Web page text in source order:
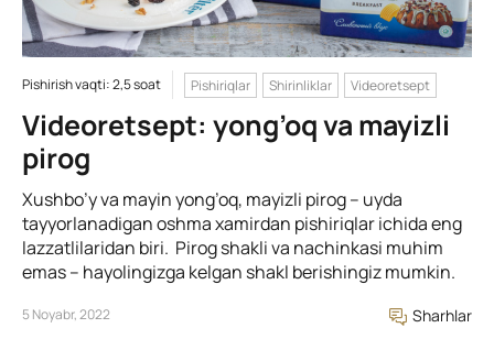
Pishirish vaqti: 2,5 soat Pishiriqlar Shirinliklar Videoretsept
Videoretsept: yong’oq va mayizli
pirog
Xushbo’y va mayin yong’oq, mayizli pirog – uyda
tayyorlanadigan oshma xamirdan pishiriqlar ichida eng
lazzatlilaridan biri. Pirog shakli va nachinkasi muhim
emas – hayolingizga kelgan shakl berishingiz mumkin.
5 Noyabr, 2022 Sharhlar